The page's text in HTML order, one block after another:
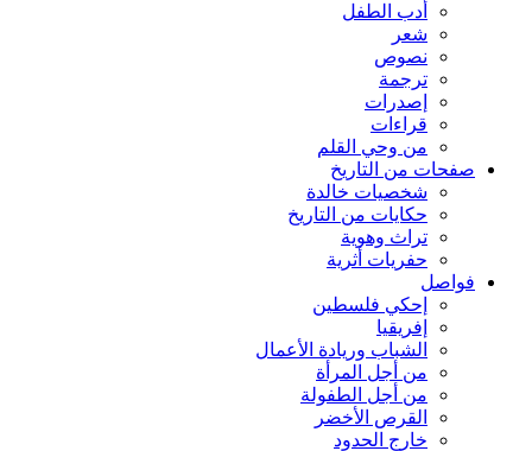
أدب الطفل
شعر
نصوص
ترجمة
إصدرات
قراءات
من وحي القلم
صفحات من التاريخ
شخصيات خالدة
حكايات من التاريخ
تراث وهوية
حفريات أثرية
فواصل
إحكي فلسطين
إفريقيا
الشباب وريادة الأعمال
من أجل المرأة
من أجل الطفولة
القرص الأخضر
خارج الحدود